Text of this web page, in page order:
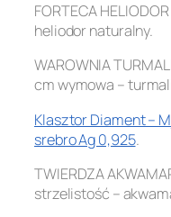
FORTECA
heliodor naturalny.
WAROWNIA
cm wymowa –
Klasztor Diament –
srebro Ag 0,925.
TWIERDZA
strzelistość –